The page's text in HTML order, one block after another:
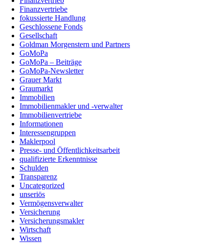
Finanzvertriebe
fokussierte Handlung
Geschlossene Fonds
Gesellschaft
Goldman Morgenstern und Partners
GoMoPa
GoMoPa – Beiträge
GoMoPa-Newsletter
Grauer Markt
Graumarkt
Immobilien
Immobilienmakler und -verwalter
Immobilienvertriebe
Informationen
Interessengruppen
Maklerpool
Presse- und Öffentlichkeitsarbeit
qualifizierte Erkenntnisse
Schulden
Transparenz
Uncategorized
unseriös
Vermögensverwalter
Versicherung
Versicherungsmakler
Wirtschaft
Wissen